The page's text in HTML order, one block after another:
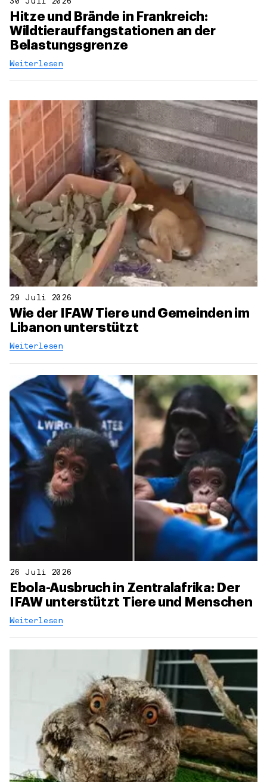
Hitze und Brände in Frankreich:
Wildtierauffangstationen an der
Belastungsgrenze
Weiterlesen
29 Juli 2026
Wie der IFAW Tiere und Gemeinden im
Libanon unterstützt
Weiterlesen
26 Juli 2026
Ebola-Ausbruch in Zentralafrika: Der
IFAW unterstützt Tiere und Menschen
Weiterlesen